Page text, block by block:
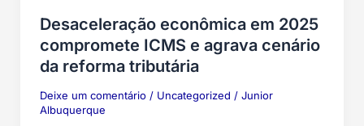
Desaceleração econômica em 2025
compromete ICMS e agrava cenário
da reforma tributária
Deixe um comentário / Uncategorized / Junior
Albuquerque